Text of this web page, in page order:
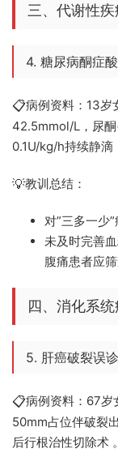
三、代谢性
4. 糖尿病酮症
📋病例资料：13岁
42.5mmol/L，尿
0.1U/kg/h持续静滴
💡教训总结：
对”三多一少
未及时完善
腹痛患者应筛
四、消化系
5. 肝癌破裂误
📋病例资料：67岁
50mm占位伴破裂
后行根治性切除术 。